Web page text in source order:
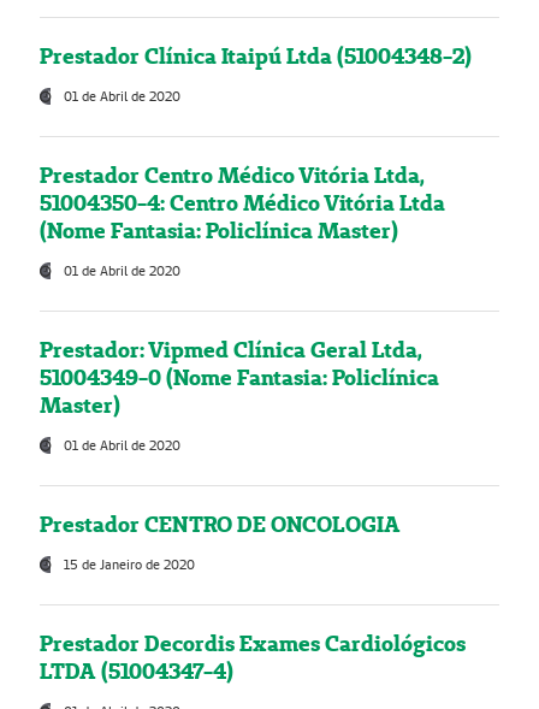
Prestador Clínica Itaipú Ltda (51004348-2)
01 de Abril de 2020
Prestador Centro Médico Vitória Ltda,
51004350-4: Centro Médico Vitória Ltda
(Nome Fantasia: Policlínica Master)
01 de Abril de 2020
Prestador: Vipmed Clínica Geral Ltda,
51004349-0 (Nome Fantasia: Policlínica
Master)
01 de Abril de 2020
Prestador CENTRO DE ONCOLOGIA
15 de Janeiro de 2020
Prestador Decordis Exames Cardiológicos
LTDA (51004347-4)